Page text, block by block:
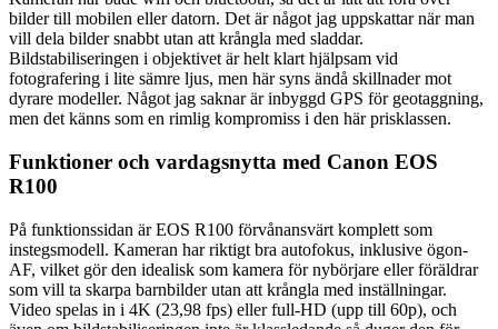
bilder till mobilen eller datorn. Det är något jag uppskattar när man
vill dela bilder snabbt utan att krångla med sladdar.
Bildstabiliseringen i objektivet är helt klart hjälpsam vid
fotografering i lite sämre ljus, men här syns ändå skillnader mot
dyrare modeller. Något jag saknar är inbyggd GPS för geotaggning,
men det känns som en rimlig kompromiss i den här prisklassen.
Funktioner och vardagsnytta med Canon EOS
R100
På funktionssidan är EOS R100 förvånansvärt komplett som
instegsmodell. Kameran har riktigt bra autofokus, inklusive ögon-
AF, vilket gör den idealisk som kamera för nybörjare eller föräldrar
som vill ta skarpa barnbilder utan att krångla med inställningar.
Video spelas in i 4K (23,98 fps) eller full-HD (upp till 60p), och